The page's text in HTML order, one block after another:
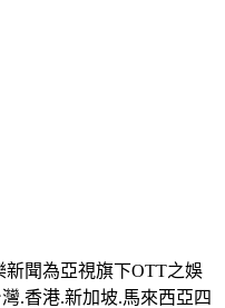
新聞為亞視旗下OTT之娛
.香港.新加坡.馬來西亞四